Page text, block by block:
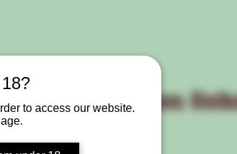
to access our website.
Designer Kissen: